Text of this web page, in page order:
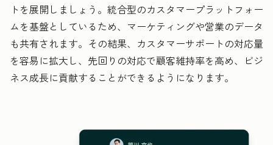
トを展開しましょう。統合型のカスタマープラットフォー
ムを基盤としているため、マーケティングや営業のデータ
も共有されます。その結果、カスタマーサポートの対応量
を容易に拡大し、先回りの対応で顧客維持率を高め、ビジ
ネス成長に貢献することができるようになります。